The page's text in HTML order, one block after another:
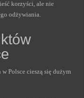
korzyści, ale nie
odżywiania.
Polsce cieszą się dużym